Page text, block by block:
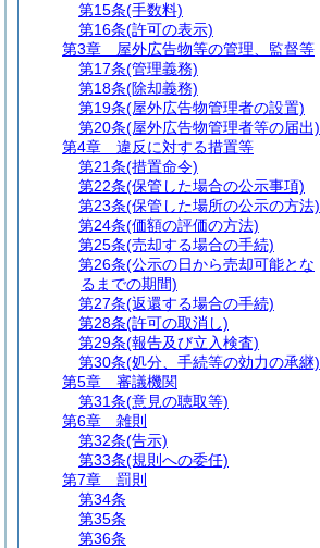
第15条(手数料)
第16条(許可の表示)
第3章
屋外広告物等の管理、監督等
第17条(管理義務)
第18条(除却義務)
第19条(屋外広告物管理者の設置)
第20条(屋外広告物管理者等の届出)
第4章
違反に対する措置等
第21条(措置命令)
第22条(保管した場合の公示事項)
第23条(保管した場所の公示の方法)
第24条(価額の評価の方法)
第25条(売却する場合の手続)
第26条(公示の日から売却可能とな
るまでの期間)
第27条(返還する場合の手続)
第28条(許可の取消し)
第29条(報告及び立入検査)
第30条(処分、手続等の効力の承継)
第5章
審議機関
第31条(意見の聴取等)
第6章
雑則
第32条(告示)
第33条(規則への委任)
第7章
罰則
第34条
第35条
第36条